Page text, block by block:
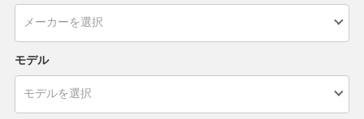
モデル